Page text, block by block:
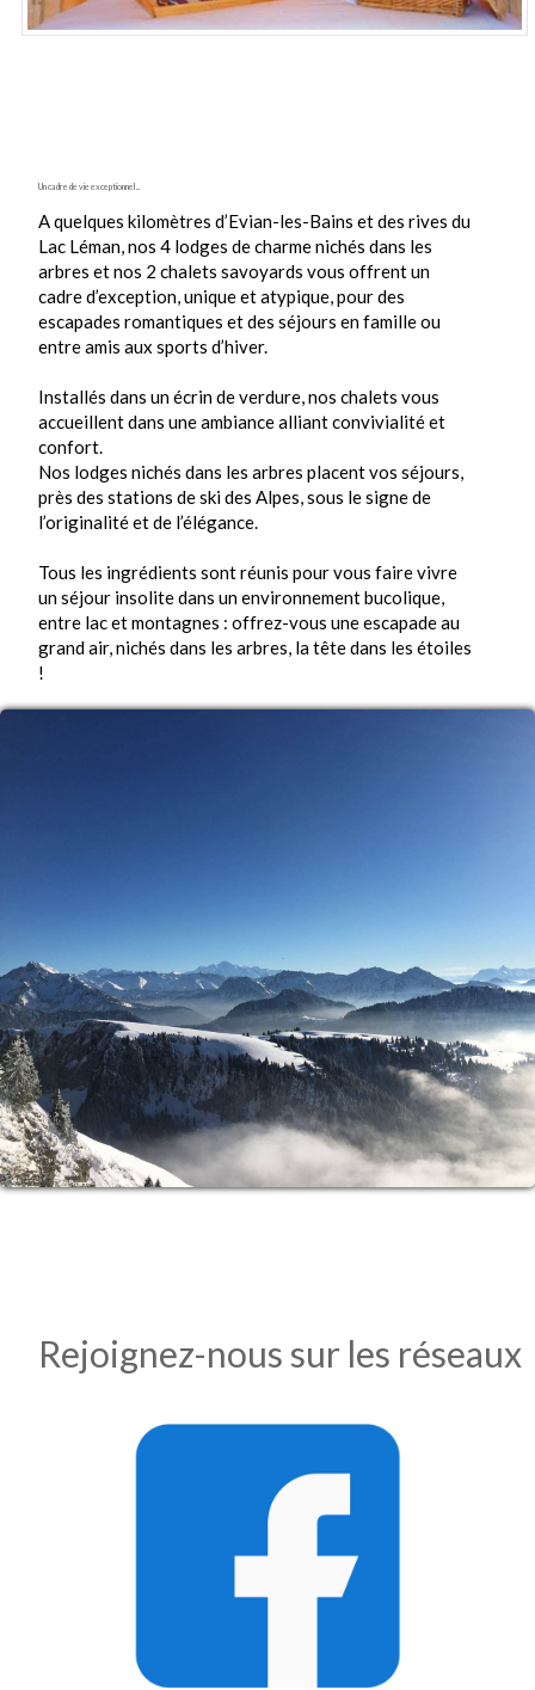
Un cadre de vie exceptionnel ...
A quelques kilomètres d’Evian-les-Bains et des rives du
Lac Léman, nos 4 lodges de charme nichés dans les
arbres et nos 2 chalets savoyards vous offrent un
cadre d’exception, unique et atypique, pour des
escapades romantiques et des séjours en famille ou
entre amis aux sports d’hiver.
Installés dans un écrin de verdure, nos chalets vous
accueillent dans une ambiance alliant convivialité et
confort.
Nos lodges nichés dans les arbres placent vos séjours,
près des stations de ski des Alpes, sous le signe de
l’originalité et de l’élégance.
Tous les ingrédients sont réunis pour vous faire vivre
un séjour insolite dans un environnement bucolique,
entre lac et montagnes : offrez-vous une escapade au
grand air, nichés dans les arbres, la tête dans les étoiles
!
Rejoignez-nous sur les réseaux